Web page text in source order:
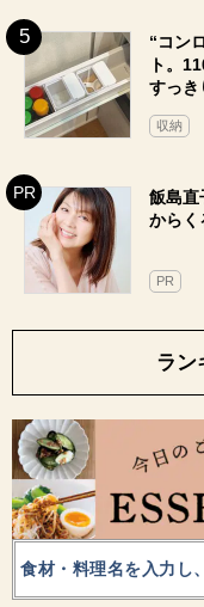
“コン
ト。
すっき
収納
飯島直
からく
PR
ラン